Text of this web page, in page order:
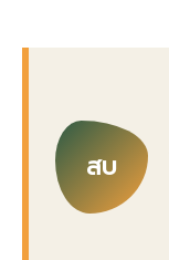
สบ